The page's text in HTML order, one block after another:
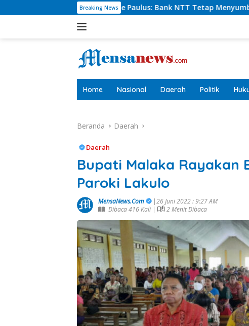
ke
Breaking News
Charlie Paulus: Bank NTT Tetap Menyumbang,Tetapi Selektif
Home Nasional Daerah Politik
Beranda Daerah
Daerah
Bupati Malaka Rayakan
Paroki Lakulo
MensaNews.Com
|26 Juni 2022 : 9:27 AM
Dibaca 416 Kali |
2 Menit Dibaca